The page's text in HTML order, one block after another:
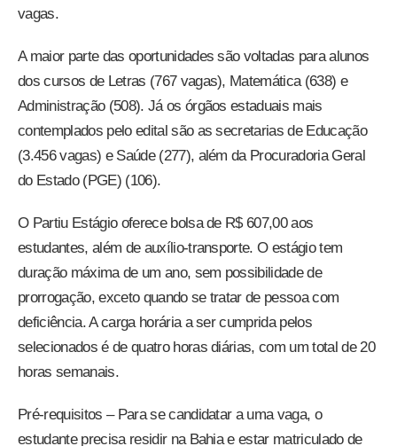
vagas.
A maior parte das oportunidades são voltadas para alunos
dos cursos de Letras (767 vagas), Matemática (638) e
Administração (508). Já os órgãos estaduais mais
contemplados pelo edital são as secretarias de Educação
(3.456 vagas) e Saúde (277), além da Procuradoria Geral
do Estado (PGE) (106).
O Partiu Estágio oferece bolsa de R$ 607,00 aos
estudantes, além de auxílio-transporte. O estágio tem
duração máxima de um ano, sem possibilidade de
prorrogação, exceto quando se tratar de pessoa com
deficiência. A carga horária a ser cumprida pelos
selecionados é de quatro horas diárias, com um total de 20
horas semanais.
Pré-requisitos – Para se candidatar a uma vaga, o
estudante precisa residir na Bahia e estar matriculado de